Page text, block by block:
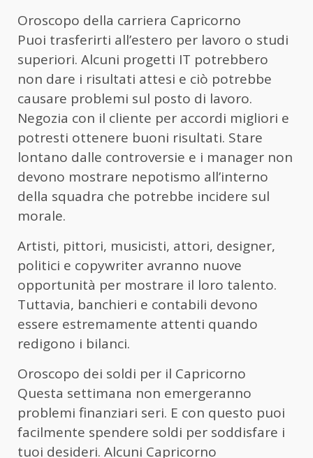
Oroscopo della carriera Capricorno
Puoi trasferirti all’estero per lavoro o studi
superiori. Alcuni progetti IT potrebbero
non dare i risultati attesi e ciò potrebbe
causare problemi sul posto di lavoro.
Negozia con il cliente per accordi migliori e
potresti ottenere buoni risultati. Stare
lontano dalle controversie e i manager non
devono mostrare nepotismo all’interno
della squadra che potrebbe incidere sul
morale.
Artisti, pittori, musicisti, attori, designer,
politici e copywriter avranno nuove
opportunità per mostrare il loro talento.
Tuttavia, banchieri e contabili devono
essere estremamente attenti quando
redigono i bilanci.
Oroscopo dei soldi per il Capricorno
Questa settimana non emergeranno
problemi finanziari seri. E con questo puoi
facilmente spendere soldi per soddisfare i
tuoi desideri. Alcuni Capricorno